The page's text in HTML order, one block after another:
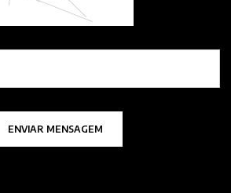
ENVIAR MENSAGEM